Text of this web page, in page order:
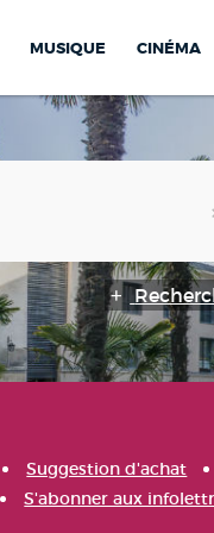
MUSIQUE CINÉMA
Suggestion d'achat
S'abonner aux